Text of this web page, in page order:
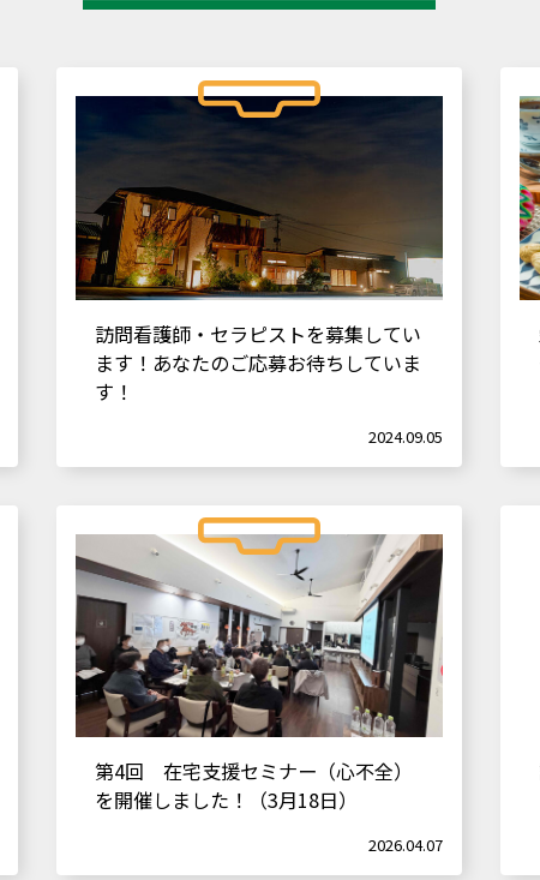
訪問看護師・セラピストを募集してい
ます！あなたのご応募お待ちしていま
す！
2024.09.05
第4回 在宅支援セミナー（心不全）
を開催しました！（3月18日）
2026.04.07